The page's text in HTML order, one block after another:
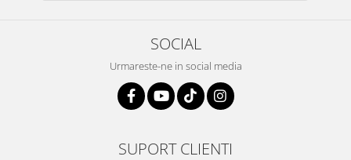
SOCIAL
Urmareste-ne in social media
SUPORT CLIENTI